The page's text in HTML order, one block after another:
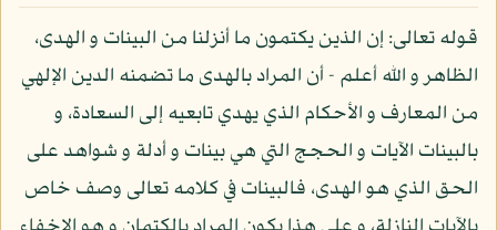
قوله تعالى: إن الذين يكتمون ما أنزلنا من البينات و الهدى،
الظاهر و الله أعلم - أن المراد بالهدى ما تضمنه الدين الإلهي
من المعارف و الأحكام الذي يهدي تابعيه إلى السعادة، و
بالبينات الآيات و الحجج التي هي بينات و أدلة و شواهد على
الحق الذي هو الهدى، فالبينات في كلامه تعالى وصف خاص